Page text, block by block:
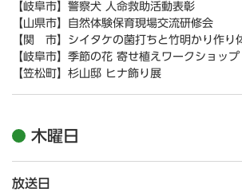
【岐阜市】警察犬 人命救助活動表彰
【山県市】自然体験保育現場交流研修会
【関 市】シイタケの菌打ちと竹明かり作り
【岐阜市】季節の花 寄せ植えワークショップ
【笠松町】杉山邸 ヒナ飾り展
木曜日
放送日